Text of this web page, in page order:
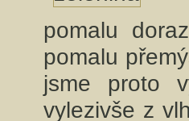
pomalu
pomalu
jsme proto
vylezivše z